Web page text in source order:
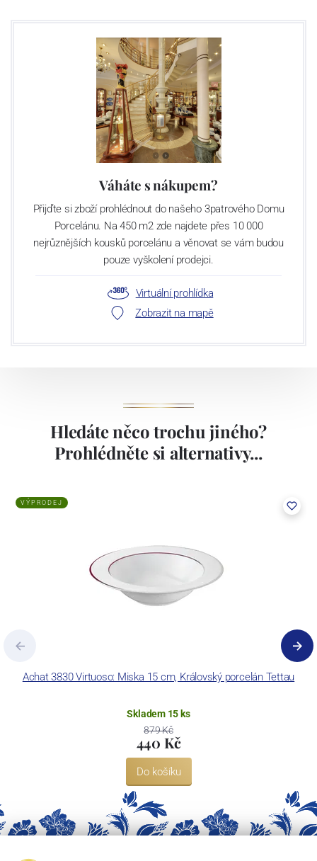
Váháte s nákupem?
Přijďte si zboží prohlédnout do našeho 3patrového Domu
Porcelánu. Na 450 m2 zde najdete přes 10 000
nejrůznějších kousků porcelánu a věnovat se vám budou
pouze vyškolení prodejci.
Virtuální prohlídka
Zobrazit na mapě
Hledáte něco trochu jiného?
Prohlédněte si alternativy...
Achat 3830 Virtuoso: Miska 15 cm, Královský porcelán Tettau
VÝPRODEJ
Skladem 15 ks
879 Kč
440 Kč
Do košíku